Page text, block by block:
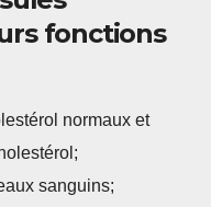
fonctions
normaux et
sanguins;